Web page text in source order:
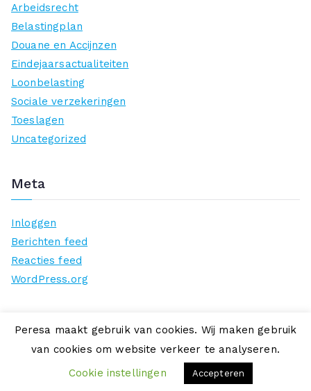
Arbeidsrecht
Belastingplan
Douane en Accijnzen
Eindejaarsactualiteiten
Loonbelasting
Sociale verzekeringen
Toeslagen
Uncategorized
Meta
Inloggen
Berichten feed
Reacties feed
WordPress.org
Copyright © 2026 Peresa. Aangedreven doorZakraen
WordPress
Peresa maakt gebruik van cookies. Wij maken gebruik
van cookies om website verkeer te analyseren.
Cookie instellingen
Accepteren